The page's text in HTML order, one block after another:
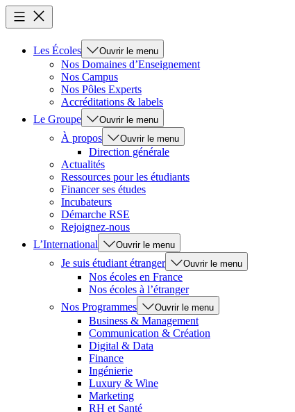
Les Écoles Ouvrir le menu
Nos Domaines d’Enseignement
Nos Campus
Nos Pôles Experts
Accréditations & labels
Le Groupe
Ouvrir le menu
À propos Ouvrir le menu
Direction générale
Actualités
Ressources pour les étudiants
Financer ses études
Incubateurs
Démarche RSE
Rejoignez-nous
L’International
Ouvrir le menu
Je suis étudiant étranger Ouvrir le menu
Nos écoles en France
Nos écoles à l’étranger
Nos Programmes
Ouvrir le menu
Business & Management
Communication & Création
Digital & Data
Finance
Ingénierie
Luxury & Wine
Marketing
RH et Santé